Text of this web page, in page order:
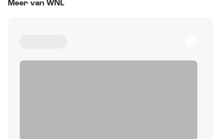
Meer van WNL